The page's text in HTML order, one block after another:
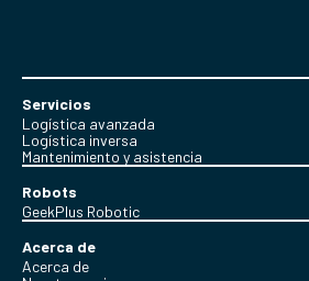
Servicios
Logística avanzada
Logística inversa
Mantenimiento y asistencia
Robots
GeekPlus Robotic
Acerca de
Acerca de